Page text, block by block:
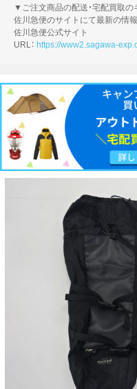
▼ご注文商品の配送・宅配買取
佐川急便のサイトにて最新の情
佐川急便公式サイト
URL： https://www2.sagawa-